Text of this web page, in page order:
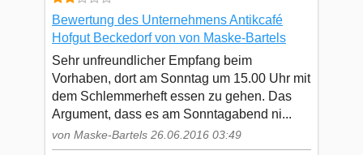
Bewertung des Unternehmens Antikcafé
Hofgut Beckedorf von von Maske-Bartels
Sehr unfreundlicher Empfang beim
Vorhaben, dort am Sonntag um 15.00 Uhr mit
dem Schlemmerheft essen zu gehen. Das
Argument, dass es am Sonntagabend ni...
von Maske-Bartels 26.06.2016 03:49